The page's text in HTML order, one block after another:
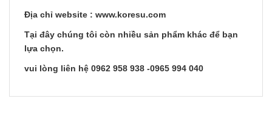
Địa chỉ website : www.koresu.com
Tại đây chúng tôi còn nhiều sản phẩm khác để bạn
lựa chọn.
vui lòng liên hệ 0962 958 938 -0965 994 040